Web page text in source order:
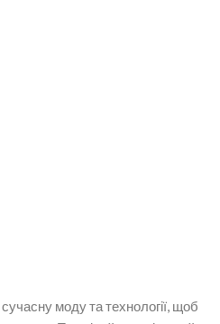
моду та технології, щоб